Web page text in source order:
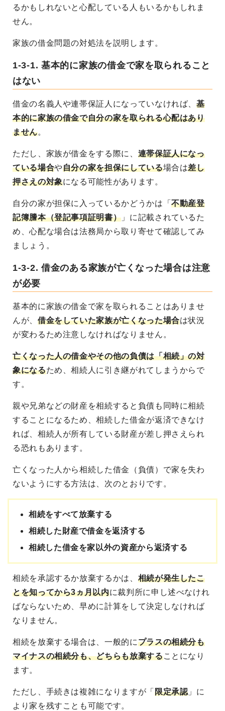
るかもしれないと心配している人もいるかもしれま
せん。
家族の借金問題の対処法を説明します。
1-3-1. 基本的に家族の借金で家を取られること
はない
借金の名義人や連帯保証人になっていなければ、基
本的に家族の借金で自分の家を取られる心配はあり
ません。
ただし、家族が借金をする際に、 連帯保証人になっ
ている場合や自分の家を担保にしている場合は差し
押さえの対象になる可能性があります。
自分の家が担保に入っているかどうかは「不動産登
記簿謄本（登記事項証明書） 」に記載されているた
め、心配な場合は法務局から取り寄せて確認してみ
ましょう。
1-3-2. 借金のある家族が亡くなった場合は注意
が必要
基本的に家族の借金で家を取られることはありませ
んが、 借金をしていた家族が亡くなった場合は状況
が変わるため注意しなければなりません。
亡くなった人の借金やその他の負債は「相続」の対
象になるため、相続人に引き継がれてしまうからで
す。
親や兄弟などの財産を相続すると負債も同時に相続
することになるため、相続した借金が返済できなけ
れば、相続人が所有している財産が差し押さえられ
る恐れもあります。
亡くなった人から相続した借金（負債）で家を失わ
ないようにする方法は、次のとおりです。
相続をすべて放棄する
相続した財産で借金を返済する
相続した借金を家以外の資産から返済する
相続を承認するか放棄するかは、 相続が発生したこ
とを知ってから3ヵ月以内に裁判所に申し述べなけれ
ばならないため、早めに計算をして決定しなければ
なりません。
相続を放棄する場合は、一般的にプラスの相続分も
マイナスの相続分も、どちらも放棄することになり
ます。
ただし、手続きは複雑になりますが「 限定承認」に
より家を残すことも可能です。